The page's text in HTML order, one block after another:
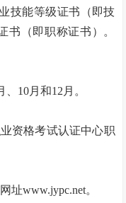
技能等级证书（即技
书（即职称证书）。
、10月和12月。
资格考试认证中心职
址www.jypc.net。